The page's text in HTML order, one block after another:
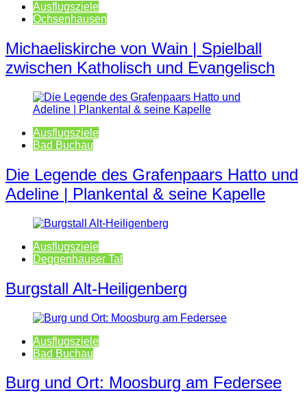
Ausflugsziele
Ochsenhausen
Michaeliskirche von Wain | Spielball
zwischen Katholisch und Evangelisch
Ausflugsziele
Bad Buchau
Die Legende des Grafenpaars Hatto und
Adeline | Plankental & seine Kapelle
Ausflugsziele
Deggenhauser Tal
Burgstall Alt-Heiligenberg
Ausflugsziele
Bad Buchau
Burg und Ort: Moosburg am Federsee